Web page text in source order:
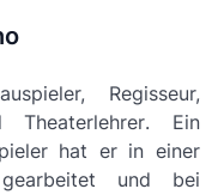
Regisseur,
Theaterlehrer. Ein
hat er in einer
und bei